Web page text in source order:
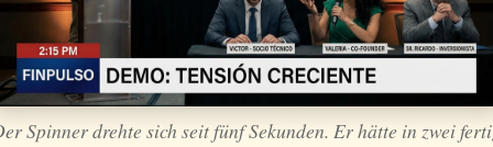
Spinner drehte sich seit fünf Sekunden. Er hätte in zwei